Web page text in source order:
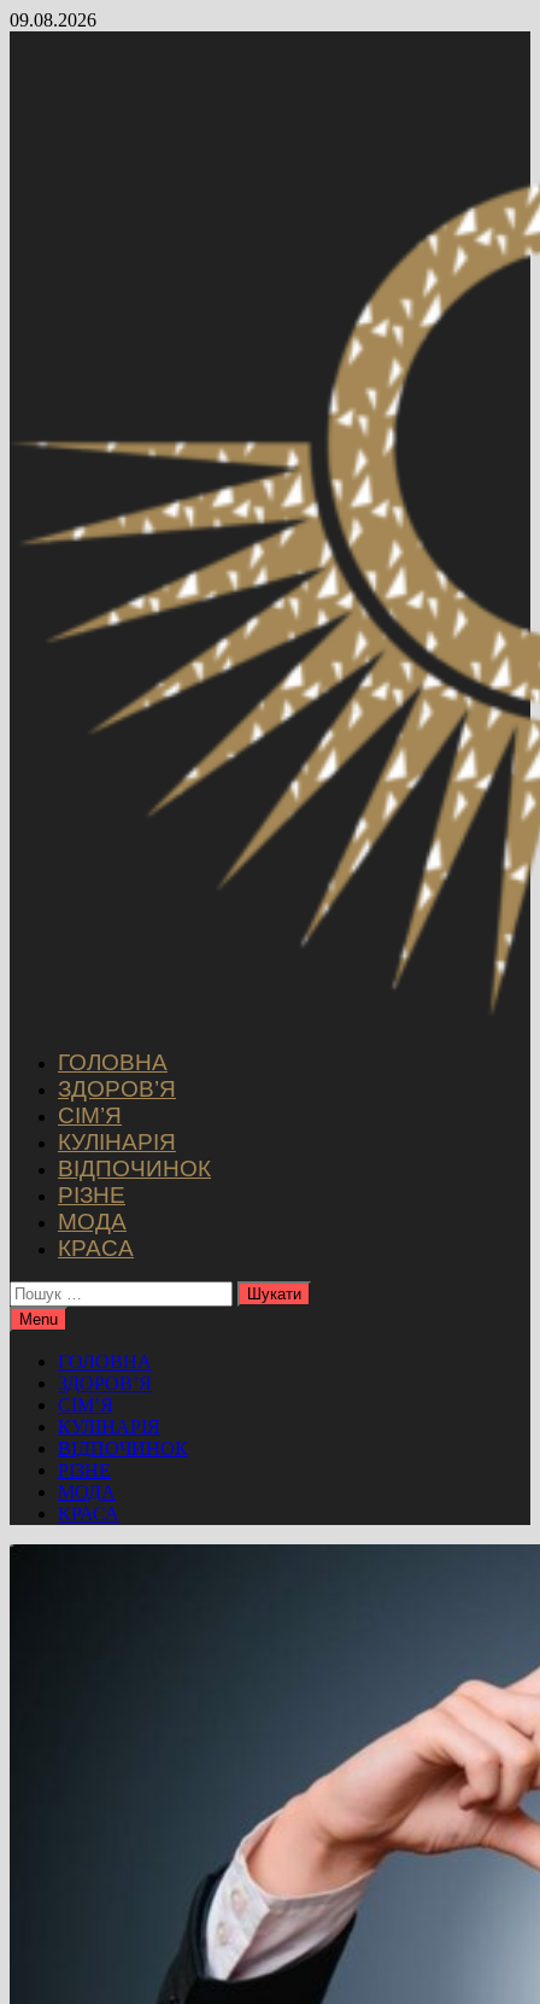
Skip
09.08.2026
ГОЛОВНА
ЗДОРОВ’Я
СІМ’Я
КУЛІНАРІЯ
ВІДПОЧИНОК
РІЗНЕ
МОДА
КРАСА
Пошук:
Menu
ГОЛОВНА
ЗДОРОВ’Я
СІМ’Я
КУЛІНАРІЯ
ВІДПОЧИНОК
РІЗНЕ
МОДА
КРАСА